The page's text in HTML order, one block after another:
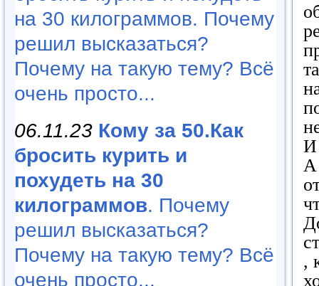
на 30 килограммов. Почему
решил высказаться?
Почему на такую тему? Всё
очень просто...
06.11.23 Кому за 50.Как
бросить курить и
похудеть на 30
килограммов. Почему
решил высказаться?
Почему на такую тему? Всё
очень просто...
И
А
,